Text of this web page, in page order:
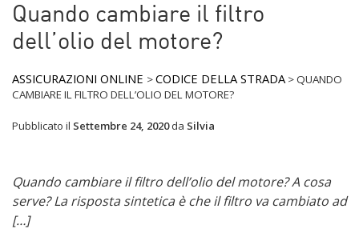
Quando cambiare il filtro
dell’olio del motore?
ASSICURAZIONI ONLINE >CODICE DELLA STRADA >QUANDO
CAMBIARE IL FILTRO DELL’OLIO DEL MOTORE?
Pubblicato il Settembre 24, 2020da Silvia
Quando cambiare il filtro dell’olio del motore? A cosa
serve? La risposta sintetica è che il filtro va cambiato ad
[…]